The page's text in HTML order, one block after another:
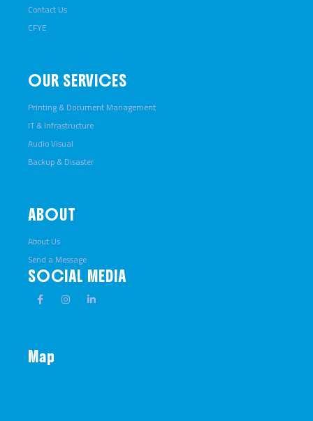
Contact Us
CFYE
OUR SERVICES
Printing & Document Management
IT & Infrastructure
Audio Visual
Backup & Disaster
ABOUT
About Us
Send a Message
SOCIAL MEDIA
Map